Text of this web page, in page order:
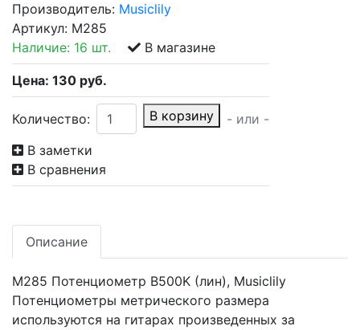
Производитель: Musiclily
Артикул: M285
Наличие: 16 шт. В магазине
Цена: 130 руб.
Количество: В корзину
- или -
В заметки
В сравнения
Описание
M285 Потенциометр B500K (лин), Musiclily
Потенциометры метрического размера
используются на гитарах произведенных за